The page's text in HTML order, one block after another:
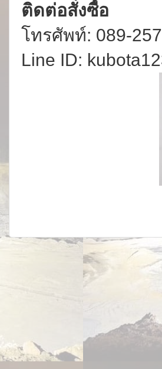
ติดต่อสั่งซื้อ
โทรศัพท์: 089-
Line ID: